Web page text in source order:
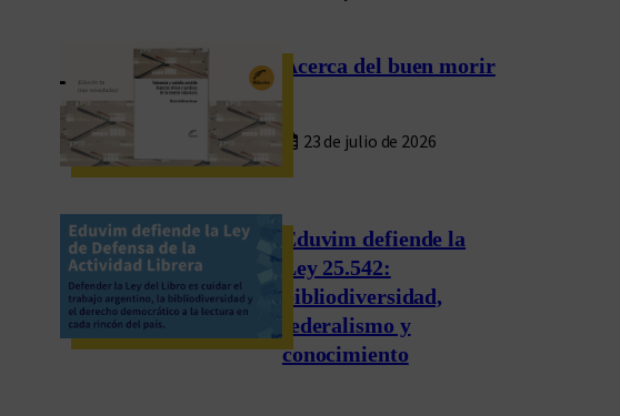
Acerca del buen morir
23 de julio de 2026
Eduvim defiende la
Ley 25.542:
bibliodiversidad,
federalismo y
conocimiento